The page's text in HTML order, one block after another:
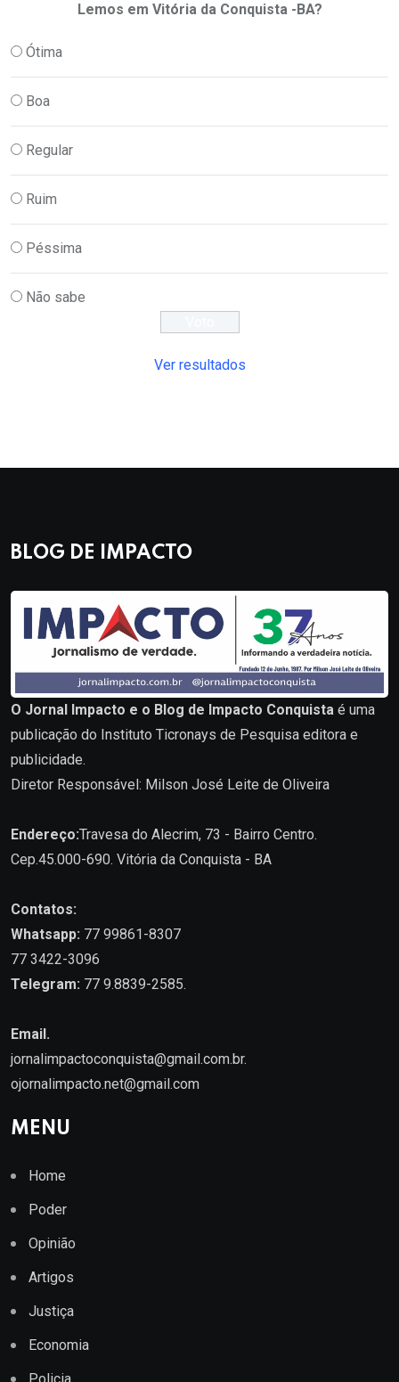
Lemos em Vitória da Conquista -BA?
Ótima
Boa
Regular
Ruim
Péssima
Não sabe
Ver resultados
BLOG DE IMPACTO
O Jornal Impacto e o Blog de Impacto Conquista é uma
publicação do Instituto Ticronays de Pesquisa editora e
publicidade.
Diretor Responsável: Milson José Leite de Oliveira
Endereço:Travesa do Alecrim, 73 - Bairro Centro.
Cep.45.000-690. Vitória da Conquista - BA
Contatos:
Whatsapp: 77 99861-8307
77 3422-3096
Telegram: 77 9.8839-2585.
Email.
jornalimpactoconquista@gmail.com.br.
ojornalimpacto.net@gmail.com
MENU
Home
Poder
Opinião
Artigos
Justiça
Economia
Policia